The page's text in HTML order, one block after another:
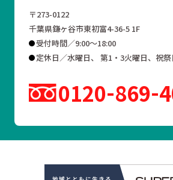
〒273-0122
千葉県鎌ヶ谷市東初富4-36-5 1F
受付時間／9:00～18:00
定休日／水曜日、 第1・3火曜日、祝祭
0120 869